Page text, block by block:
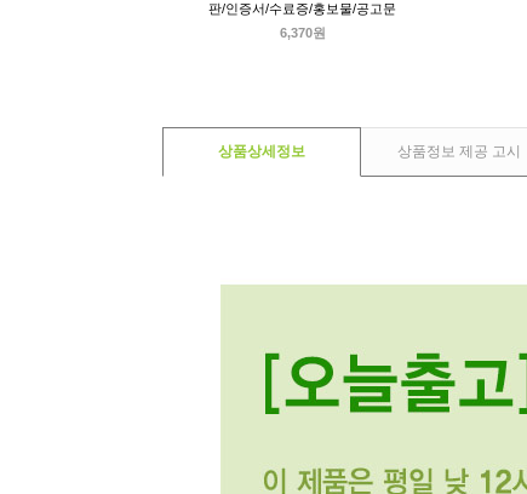
판/인증서/수료증/홍보물/공고문
6,370원
상품상세정보 상품정보 제공 고시